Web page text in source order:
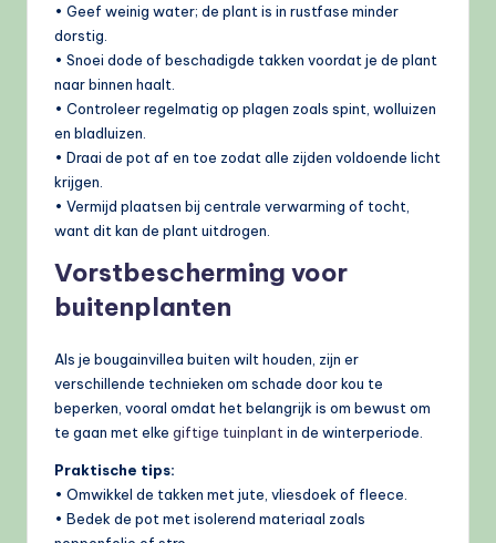
• Geef weinig water; de plant is in rustfase minder
dorstig.
• Snoei dode of beschadigde takken voordat je de plant
naar binnen haalt.
• Controleer regelmatig op plagen zoals spint, wolluizen
en bladluizen.
• Draai de pot af en toe zodat alle zijden voldoende licht
krijgen.
• Vermijd plaatsen bij centrale verwarming of tocht,
want dit kan de plant uitdrogen.
Vorstbescherming voor
buitenplanten
Als je bougainvillea buiten wilt houden, zijn er
verschillende technieken om schade door kou te
beperken, vooral omdat het belangrijk is om bewust om
te gaan met elke giftige tuinplant in de winterperiode.
Praktische tips:
• Omwikkel de takken met jute, vliesdoek of fleece.
• Bedek de pot met isolerend materiaal zoals